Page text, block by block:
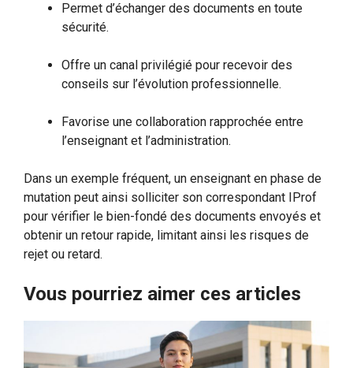
Permet d’échanger des documents en toute
sécurité.
Offre un canal privilégié pour recevoir des
conseils sur l’évolution professionnelle.
Favorise une collaboration rapprochée entre
l’enseignant et l’administration.
Dans un exemple fréquent, un enseignant en phase de
mutation peut ainsi solliciter son correspondant IProf
pour vérifier le bien-fondé des documents envoyés et
obtenir un retour rapide, limitant ainsi les risques de
rejet ou retard.
Vous pourriez aimer ces articles